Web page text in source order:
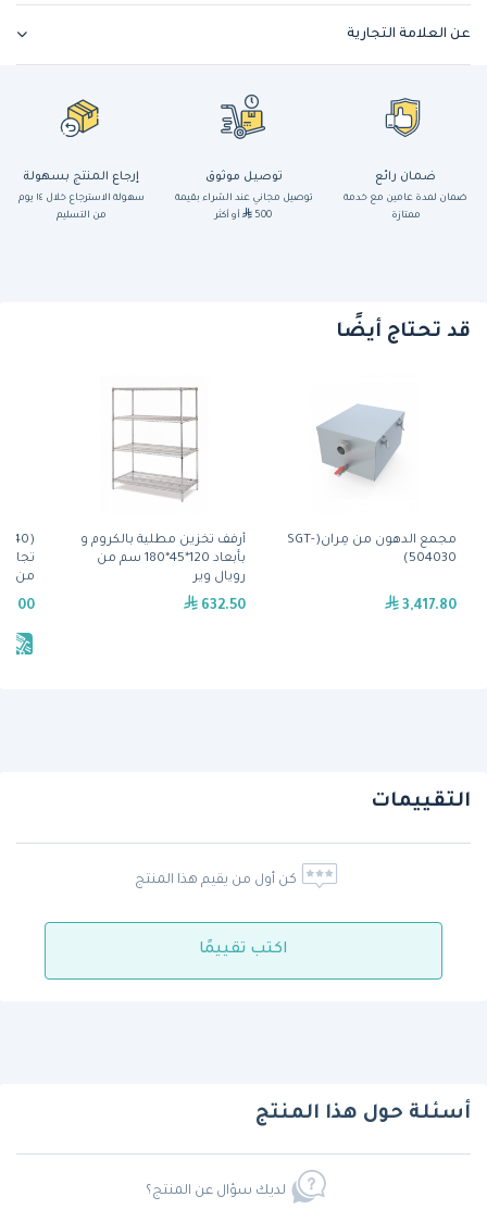
عن العلامة التجارية
ضمان رائع
ضمان لمدة عامين مع خدمة
ممتازة
توصيل موثوق
توصيل مجاني عند الشراء بقيمة
500
أو أكثر
إرجاع المنتج بسهولة
سهولة الاسترجاع خلال ١٤ يوم
من التسليم
قد تحتاج أيضًا
مجمع الدهون من مِران(SGT-
504030)
3,417.80
أرفف تخزين مطلية بالكروم و
بأبعاد 120*45*180 سم من
رويال وير
632.50
من
التقييمات
كن أول من يقيم هذا المنتج
اكتب تقييمًا
أسئلة حول هذا المنتج
لديك سؤال عن المنتج؟